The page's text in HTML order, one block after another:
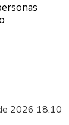
2026 18:10